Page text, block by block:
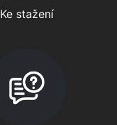
Ke stažení